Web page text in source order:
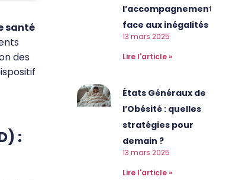
santé
des
:
l’accompagnement
face aux inégalités
13 mars 2025
Lire l'article »
États Généraux de
l’Obésité : quelles
stratégies pour
demain ?
13 mars 2025
Lire l'article »